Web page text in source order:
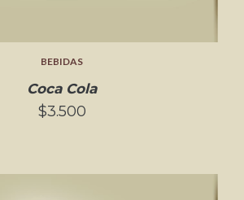
BEBIDAS
Coca Cola
$3.500